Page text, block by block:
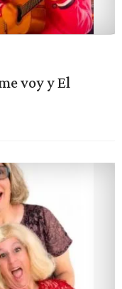
voy y El